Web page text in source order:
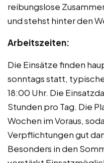
reibungslose
und stehst hinter den
Arbeitszeiten:
Die Einsätze finden
sonntags statt,
18:00 Uhr. Die
Stunden pro Tag. Die
Wochen im Voraus,
Verpflichtungen gut
Besonders in den